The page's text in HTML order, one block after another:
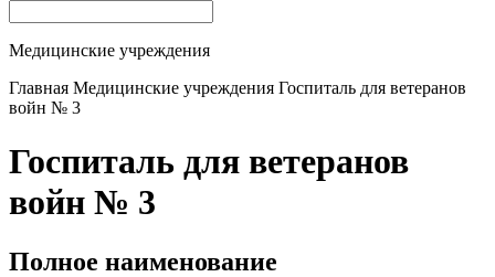
Медицинские учреждения
Главная Медицинские учреждения Госпиталь для ветеранов
войн № 3
Госпиталь для ветеранов
войн № 3
Полное наименование